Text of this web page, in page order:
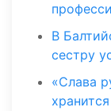
В
сестру
«Слава